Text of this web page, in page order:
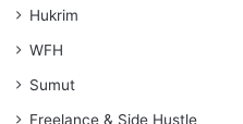
Hukrim
WFH
Sumut
Freelance & Side Hustle